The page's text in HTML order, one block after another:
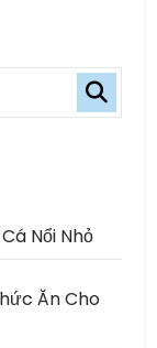
Nổi Nhỏ
Ăn Cho